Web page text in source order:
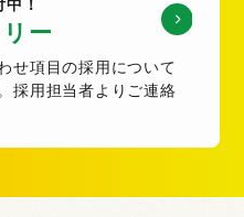
！
ー
せ項目の採用について
採用担当者よりご連絡